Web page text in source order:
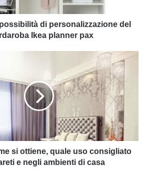
di personalizzazione del
Ikea planner pax
si ottiene, quale uso consigliato
e negli ambienti di casa